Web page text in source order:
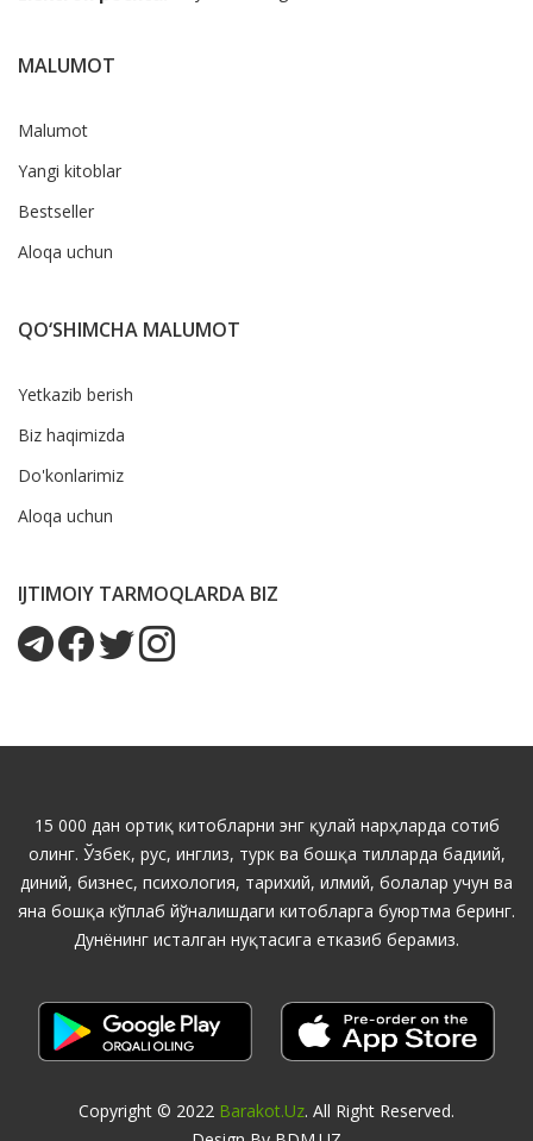
MALUMOT
Malumot
Yangi kitoblar
Bestseller
Aloqa uchun
QO‘SHIMCHA MALUMOT
Yetkazib berish
Biz haqimizda
Do'konlarimiz
Aloqa uchun
IJTIMOIY TARMOQLARDA BIZ
15 000 дан ортиқ китобларни энг қулай нарҳларда сотиб
олинг. Ўзбек, рус, инглиз, турк ва бошқа тилларда бадиий,
диний, бизнес, психология, тарихий, илмий, болалар учун ва
яна бошқа кўплаб йўналишдаги китобларга буюртма беринг.
Дунёнинг исталган нуқтасига етказиб берамиз.
Copyright © 2022 Barakot.uz. All Right Reserved.